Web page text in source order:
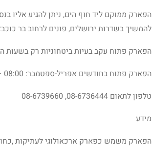
הפארק ממוקם ליד חוף הים, ניתן להגיע אליו
להמשיך בשדרות ירושלים, פונים לרחוב בר
הפארק פתוח עקב בעיות ביטחוניות רק בשעות
הפארק פתוח בחודשים אפריל-ספטמבר: 08:00 – חצות, אוקטובר-מרץ: 08:00-22:00.
טלפון לתאום 08-6736444, 08-6739660
מידע
הפארק משמש כפארק ארכאולוגי לעתיקות